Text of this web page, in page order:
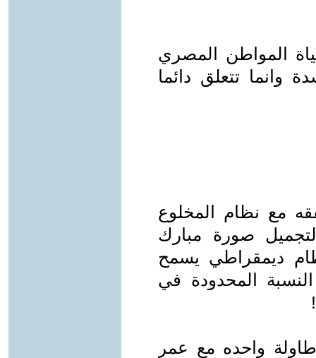
المواطن المصري
وانما تتعلق دائما
مع نظام المخلوع
صورة مبارك
ديمقراطي يسمح
المحدودة في
واحده مع عمر